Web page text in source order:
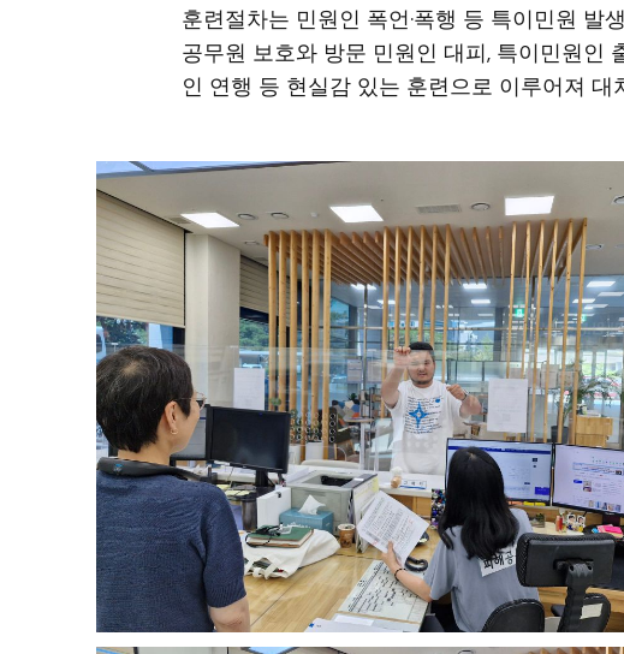
훈련절차는 민원인 폭언·폭행 등 특이민원 발
공무원 보호와 방문 민원인 대피, 특이민원인
인 연행 등 현실감 있는 훈련으로 이루어져